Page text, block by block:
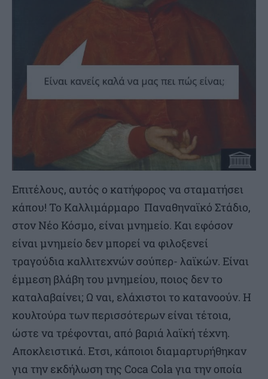
Επιτέλους, αυτός ο κατήφορος να σταματήσει
κάπου! Το Καλλιμάρμαρο Παναθηναϊκό Στάδιο,
στον Νέο Κόσμο, είναι μνημείο. Και εφόσον
είναι μνημείο δεν μπορεί να φιλοξενεί
τραγούδια καλλιτεχνών σούπερ- λαϊκών. Είναι
έμμεση βλάβη του μνημείου, ποιος δεν το
καταλαβαίνει; Ω ναι, ελάχιστοι το κατανοούν. Η
κουλτούρα των περισσότερων είναι τέτοια,
ώστε να τρέφονται, από βαριά λαϊκή τέχνη.
Αποκλειστικά. Ετσι, κάποιοι διαμαρτυρήθηκαν
για την εκδήλωση της Coca Cola για την οποία